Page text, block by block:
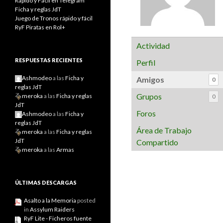
Actividad
Perfil
Amigos
0
Grupos 0
Foros
Área de Trabajo
Compartido
Ficha y reglas JdT
Juego de Tronos rápido y fácil
RyF Piratas en Rol+
RESPUESTAS RECIENTES
Ashmodeoa las Ficha y
reglas JdT
meroka a las Ficha y reglas
JdT
Ashmodeoa las Ficha y
reglas JdT
meroka a las Ficha y reglas
JdT
meroka a las Armas
ÚLTIMAS DESCARGAS
Asalto a la Memoria posted
in Assylum Raiders
RyF Lite - Ficheros fuente